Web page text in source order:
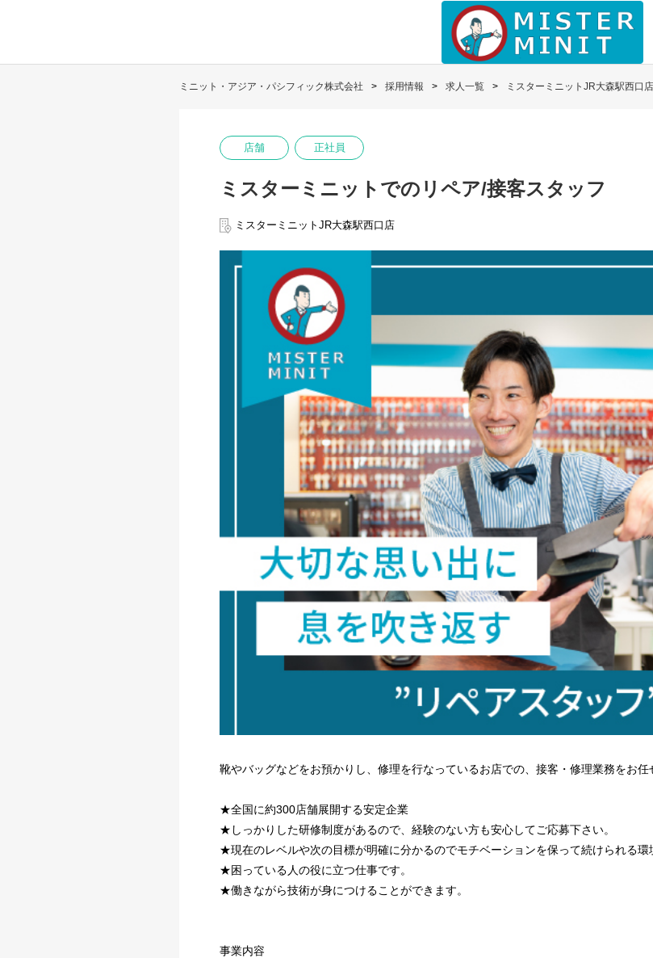
ミニット・アジア・パシフィック株式会社 採用情報 求人一覧 ミスターミニットJR大森駅西口店
店舗 正社員
ミスターミニットでのリペア/接客スタッフ
ミスターミニットJR大森駅西口店
靴やバッグなどをお預かりし、修理を行なっているお店での、接客・修理業務をお任
★全国に約300店舗展開する安定企業
★しっかりした研修制度があるので、経験のない方も安心してご応募下さい。
★現在のレベルや次の目標が明確に分かるのでモチベーションを保って続けられる環
★困っている人の役に立つ仕事です。
★働きながら技術が身につけることができます。
事業内容